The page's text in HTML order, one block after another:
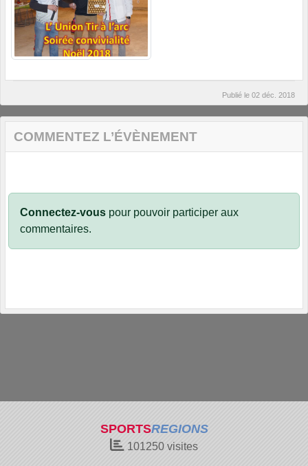
Publié le 02 déc. 2018
COMMENTEZ L’ÉVÈNEMENT
Connectez-vous pour pouvoir participer aux
commentaires.
SPORTSREGIONS
101250 visites